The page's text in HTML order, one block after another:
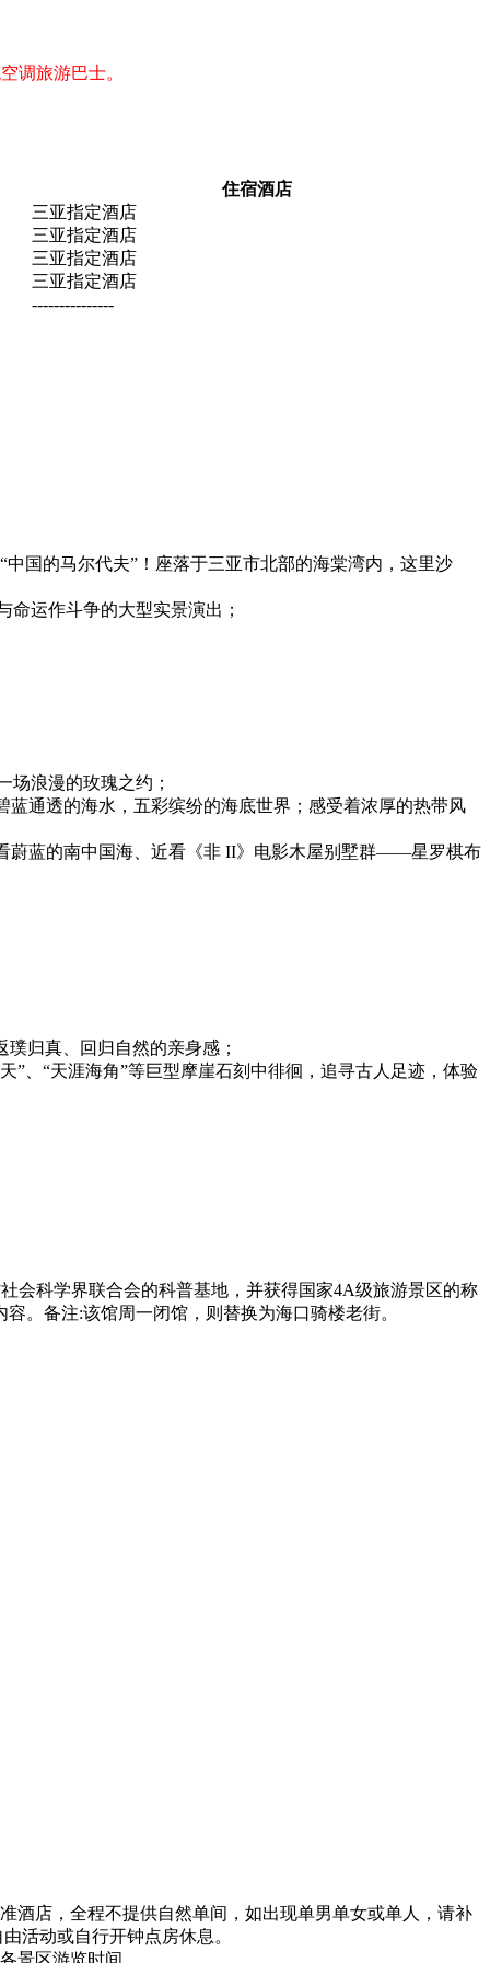
调旅游巴士。
住宿酒店
三亚指定酒店
三亚指定酒店
三亚指定酒店
三亚指定酒店
---------------
国的马尔代夫”！座落于三亚市北部的海棠湾内，这里沙
运作斗争的大型实景演出；
场浪漫的玫瑰之约；
通透的海水，五彩缤纷的海底世界；感受着浓厚的热带风
蔚蓝的南中国海、近看《非 II》电影木屋别墅群——星罗棋布
归真、回归自然的亲身感；
”、“天涯海角”等巨型摩崖石刻中徘徊，追寻古人足迹，体验
会科学界联合会的科普基地，并获得国家4A级旅游景区的称
。备注:该馆周一闭馆，则替换为海口骑楼老街。
酒店，全程不提供自然单间，如出现单男单女或单人，请补
活动或自行开钟点房休息。
景区游览时间。